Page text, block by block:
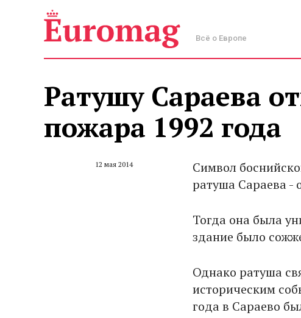
Всё о Европе
Ратушу Сараева
пожара 1992 года
12 мая 2014
Символ
ратуша Сараева -
Тогда она была
здание было
Однако ратуша
историческим
года в Сараево